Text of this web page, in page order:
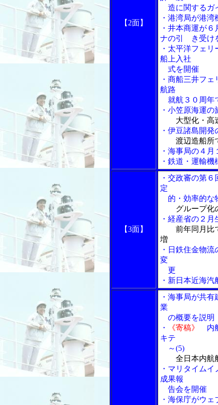
【2面】
造に関するガ
・港湾局が港
・井本商運が
ナの引 き受け
・太平洋フェ
船上入社
式を開催
・商船三井フ
航路
就航３０周年
・小笠原海運
大型化・高
・伊豆諸島開
渡辺造船所
・海事局の４
・鉄道・運輸
【3面】
・交政審の第
定
的・効率的な
グループ化
・経産省の２
前年同月比
増
・日鉄住金物
変
更
・新日本近海
・海事局が共
業
の概要を説明
・
《寄稿》
内
キテ
～(5)
全日本内
・マリタイム
成果報
告会を開催
・海保庁がウ